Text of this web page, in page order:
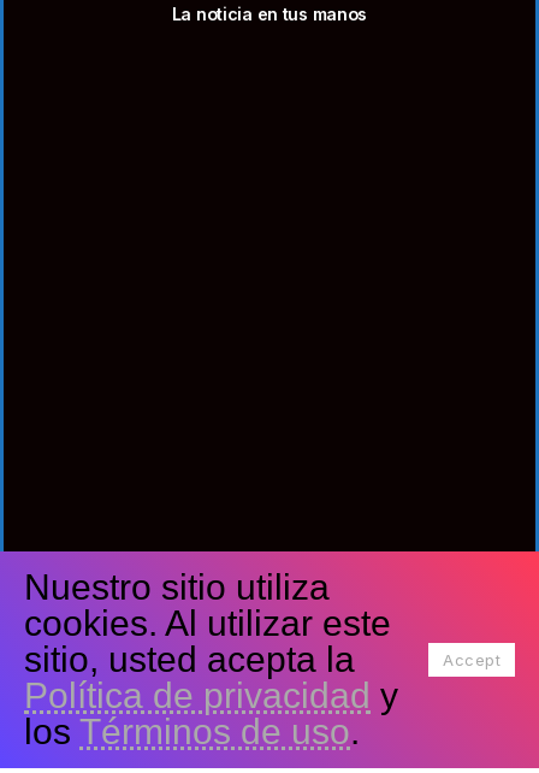
La noticia en tus manos
Síguenos
Facebook Youtube
Tiktok Instagram
Nuestro sitio utiliza
cookies. Al utilizar este
sitio, usted acepta la
Política de privacidad y
los Términos de uso.
Accept